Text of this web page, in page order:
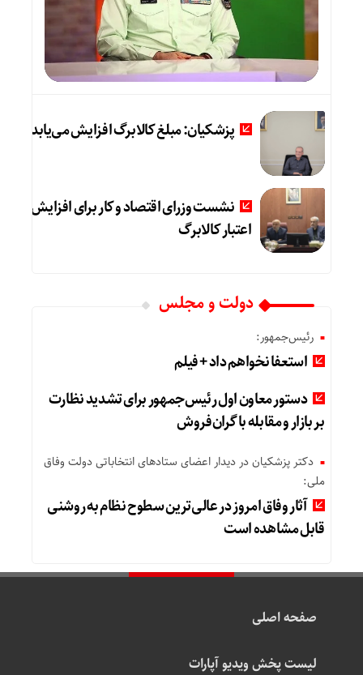
پزشکیان: مبلغ کالابرگ افزایش می‌یابد
نشست وزرای اقتصاد و کار برای افزایش
اعتبار کالابرگ
دولت و مجلس
رئیس‌جمهور:
استعفا نخواهم داد + فیلم
دستور معاون اول رئیس‌جمهور برای تشدید نظارت
بر بازار و مقابله با گران‌فروش
دکتر پزشکیان در دیدار اعضای ستادهای انتخاباتی دولت وفاق
ملی:
آثار وفاق امروز در عالی‌ترین سطوح نظام به روشنی
قابل مشاهده است
صفحه اصلی
لیست پخش ویدیو آپارات